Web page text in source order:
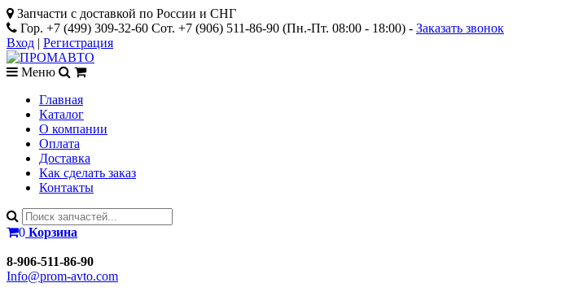
Запчасти с доставкой по России и СНГ
Гор. +7 (499) 309-32-60 Сот. +7 (906) 511-86-90 (Пн.-Пт. 08:00 - 18:00) - Заказать звонок
Вход | Регистрация
Меню
Главная
Каталог
О компании
Оплата
Доставка
Как сделать заказ
Контакты
0 Корзина
8-906-511-86-90
Info@prom-avto.com